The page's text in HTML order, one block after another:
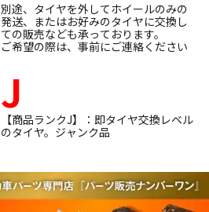
別途、タイヤを外してホイールのみの
発送、またはお好みのタイヤに交換し
ての販売なども承っております。
ご希望の際は、事前にご連絡ください
J
【商品ランクJ】：即タイヤ交換レベル
のタイヤ。ジャンク品